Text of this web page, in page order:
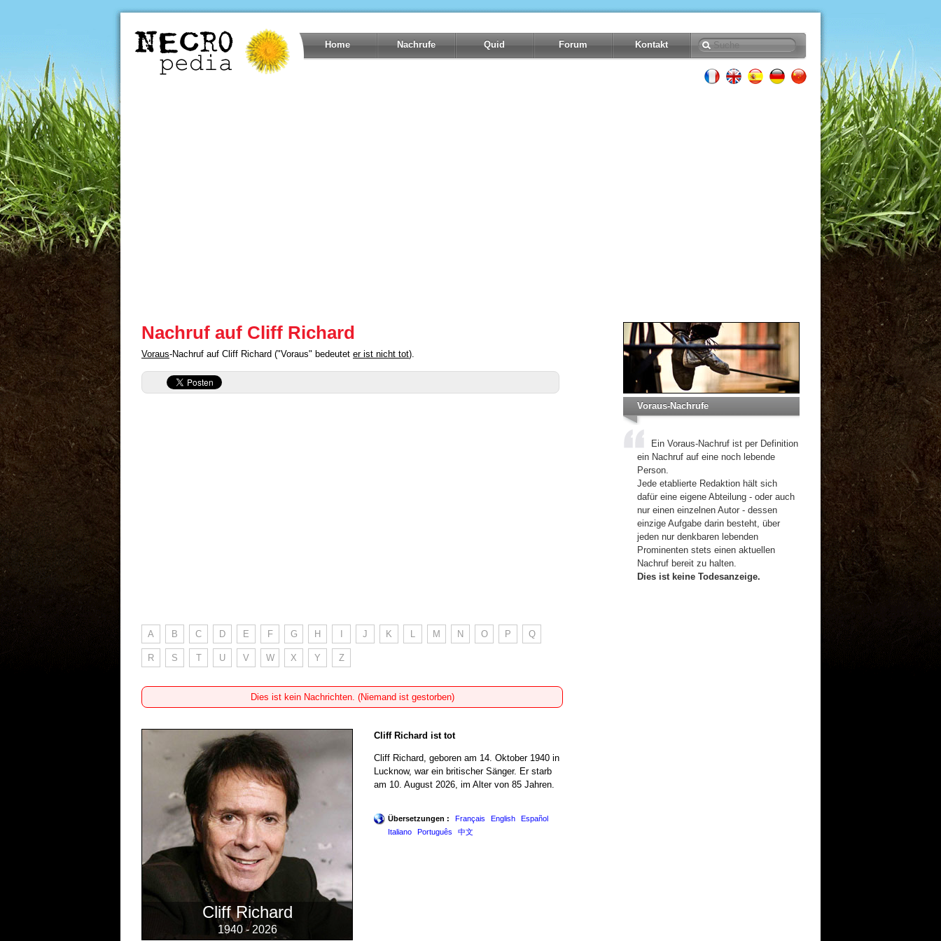
Home Nachrufe Quid Forum Kontakt
Nachruf auf Cliff Richard
Voraus-Nachruf auf Cliff Richard ("Voraus" bedeutet er ist nicht tot).
A B C D E F G H J K L M N O P Q
R S T U V W X Y Z
Dies ist kein Nachrichten. (Niemand ist gestorben)
Cliff Richard
1940 - 2026
Cliff Richard ist tot
Cliff Richard, geboren am 14. Oktober 1940 in
Lucknow, war ein britischer Sänger. Er starb
am 10. August 2026, im Alter von 85 Jahren.
Übersetzungen : Français English
Español
Italiano
Português 中文
Voraus-Nachrufe
Ein Voraus-Nachruf ist per Definition
ein Nachruf auf eine noch lebende
Person.
Jede etablierte Redaktion hält sich
dafür eine eigene Abteilung - oder auch
nur einen einzelnen Autor - dessen
einzige Aufgabe darin besteht, über
jeden nur denkbaren lebenden
Prominenten stets einen aktuellen
Nachruf bereit zu halten.
Dies ist keine Todesanzeige.